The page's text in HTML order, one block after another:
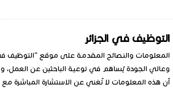
التوظيف في الجزائر
المعلومات والنصائح المقدمة على موقع "التوظيف
وعالي الجودة يُساهم في توعية الباحثين عن
أن هذه المعلومات لا تُغني عن الاستشارة المباشرة مع